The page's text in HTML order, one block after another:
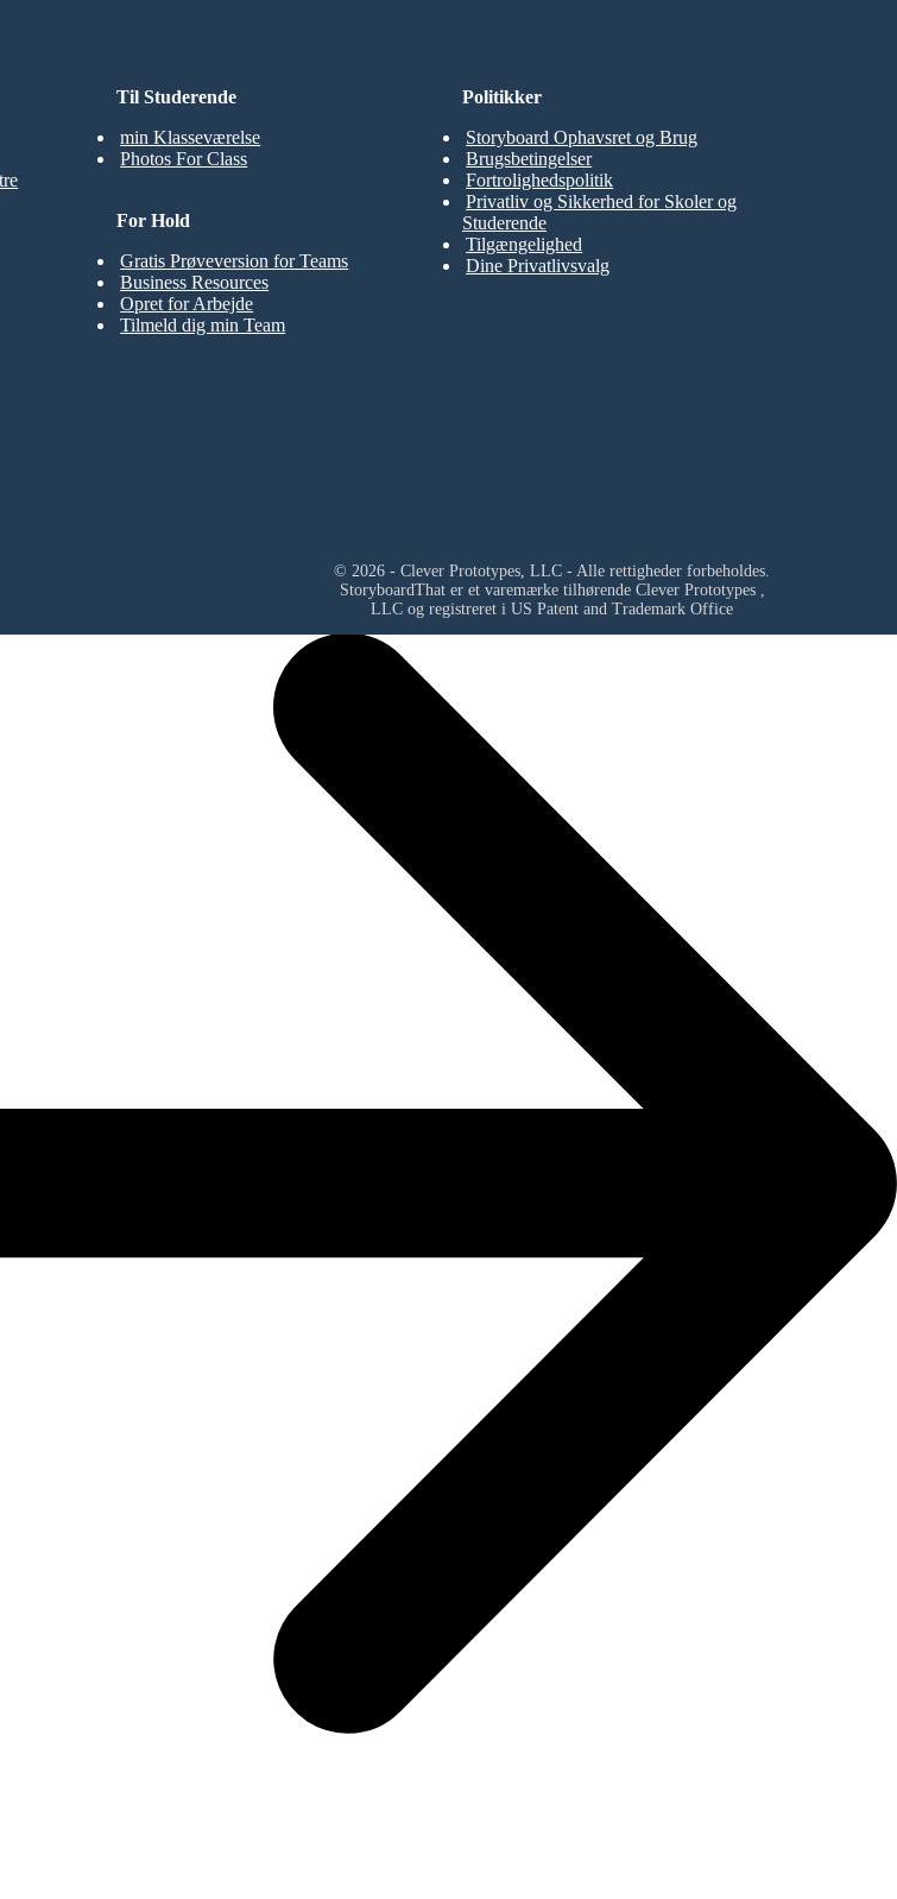
Til Studerende
min Klasseværelse
Photos For Class
For Hold
Gratis Prøveversion for Teams
Business Resources
Opret for Arbejde
Tilmeld dig min Team
Politikker
Storyboard Ophavsret og Brug
Brugsbetingelser
Fortrolighedspolitik
Privatliv og Sikkerhed for Skoler og
Studerende
Tilgængelighed
Dine Privatlivsvalg
© 2026 - Clever Prototypes, LLC - Alle rettigheder forbeholdes.
StoryboardThat er et varemærke tilhørende Clever Prototypes ,
LLC og registreret i US Patent and Trademark Office